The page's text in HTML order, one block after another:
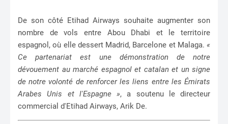
De son côté Etihad Airways souhaite augmenter son
nombre de vols entre Abou Dhabi et le territoire
espagnol, où elle dessert Madrid, Barcelone et Malaga. «
Ce partenariat est une démonstration de notre
dévouement au marché espagnol et catalan et un signe
de notre volonté de renforcer les liens entre les Émirats
Arabes Unis et l'Espagne », a soutenu le directeur
commercial d'Etihad Airways, Arik De.